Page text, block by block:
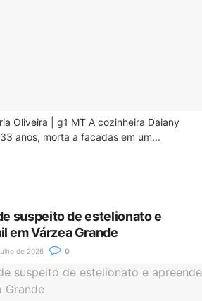
Oliveira | g1 MT A cozinheira Daiany
anos, morta a facadas em um...
suspeito de estelionato e
em Várzea Grande
de 2026 0